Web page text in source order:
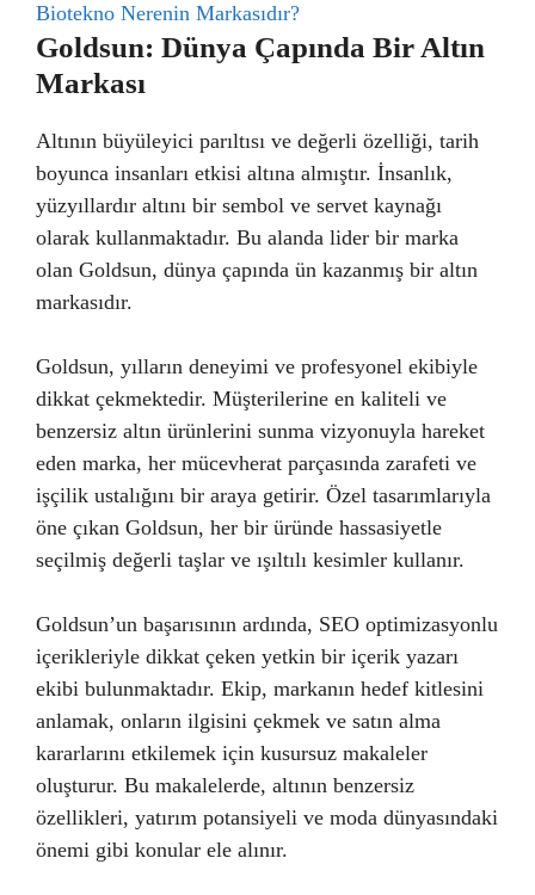
Biotekno Nerenin Markasıdır?
Goldsun: Dünya Çapında Bir Altın
Markası
Altının büyüleyici parıltısı ve değerli özelliği, tarih
boyunca insanları etkisi altına almıştır. İnsanlık,
yüzyıllardır altını bir sembol ve servet kaynağı
olarak kullanmaktadır. Bu alanda lider bir marka
olan Goldsun, dünya çapında ün kazanmış bir altın
markasıdır.
Goldsun, yılların deneyimi ve profesyonel ekibiyle
dikkat çekmektedir. Müşterilerine en kaliteli ve
benzersiz altın ürünlerini sunma vizyonuyla hareket
eden marka, her mücevherat parçasında zarafeti ve
işçilik ustalığını bir araya getirir. Özel tasarımlarıyla
öne çıkan Goldsun, her bir üründe hassasiyetle
seçilmiş değerli taşlar ve ışıltılı kesimler kullanır.
Goldsun’un başarısının ardında, SEO optimizasyonlu
içerikleriyle dikkat çeken yetkin bir içerik yazarı
ekibi bulunmaktadır. Ekip, markanın hedef kitlesini
anlamak, onların ilgisini çekmek ve satın alma
kararlarını etkilemek için kusursuz makaleler
oluşturur. Bu makalelerde, altının benzersiz
özellikleri, yatırım potansiyeli ve moda dünyasındaki
önemi gibi konular ele alınır.